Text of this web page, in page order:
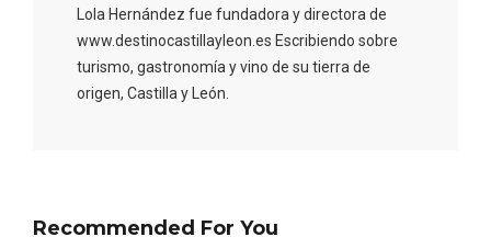
Lola Hernández fue fundadora y directora de
www.destinocastillayleon.es Escribiendo sobre
turismo, gastronomía y vino de su tierra de
origen, Castilla y León.
Recommended For You